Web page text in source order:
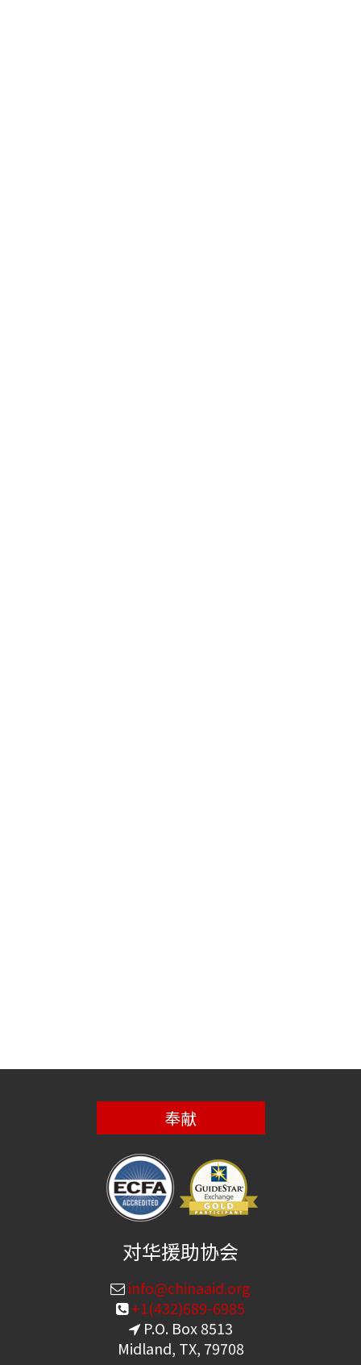
奉献
对华援助协会
info@chinaaid.org
+1(432)689-6985
P.O. Box 8513
Midland, TX, 79708